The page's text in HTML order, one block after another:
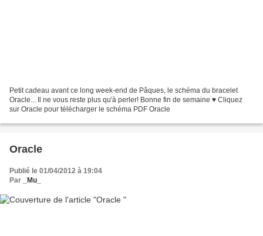
Petit cadeau avant ce long week-end de Pâques, le schéma du bracelet
Oracle... Il ne vous reste plus qu'à perler! Bonne fin de semaine ♥ Cliquez
sur Oracle pour télécharger le schéma PDF Oracle
Oracle
Publié le 01/04/2012 à 19:04
Par
_Mu_